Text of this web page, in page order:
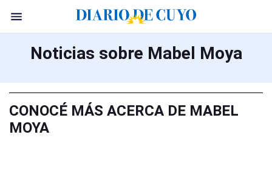
Noticias sobre Mabel Moya
CONOCÉ MÁS ACERCA DE MABEL
MOYA